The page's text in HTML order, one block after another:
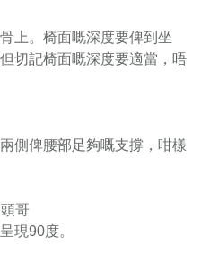
上。椅面嘅深度要俾到坐
切記椅面嘅深度要適當，唔
側俾腰部足夠嘅支撐，咁樣
哥
現90度。